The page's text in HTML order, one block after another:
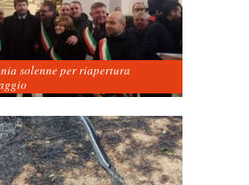
solenne per riapertura